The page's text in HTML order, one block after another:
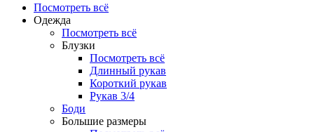
Посмотреть всё
Одежда
Посмотреть всё
Блузки
Посмотреть всё
Длинный рукав
Короткий рукав
Рукав 3/4
Боди
Большие размеры